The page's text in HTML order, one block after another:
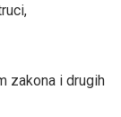
zakona i drugih